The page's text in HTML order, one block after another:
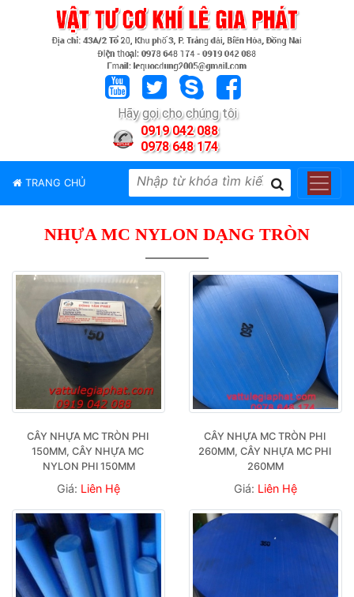
Hãy gọi cho chúng tôi
0919 042 088
0978 648 174
TRANG CHỦ
PHẨM
HIỆU
LIÊN
NHỰA MC NYLON DẠNG TRÒN
CÂY NHỰA MC TRÒN PHI
150MM, CÂY NHỰA MC
NYLON PHI 150MM
Giá: Liên Hệ
CÂY NHỰA MC TRÒN PHI
260MM, CÂY NHỰA MC PHI
260MM
Giá: Liên Hệ